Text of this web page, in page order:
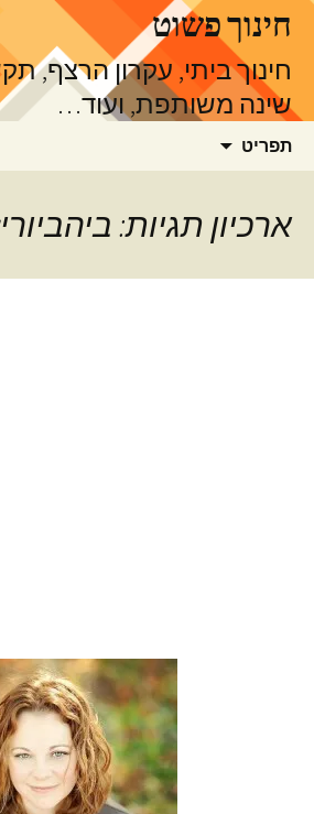
לדלג
לתוכןחינוך פשוט
חינוך ביתי, עקרון הרצף,
שינה משותפת, ועוד…
תפריט
ארכיון תגיות: